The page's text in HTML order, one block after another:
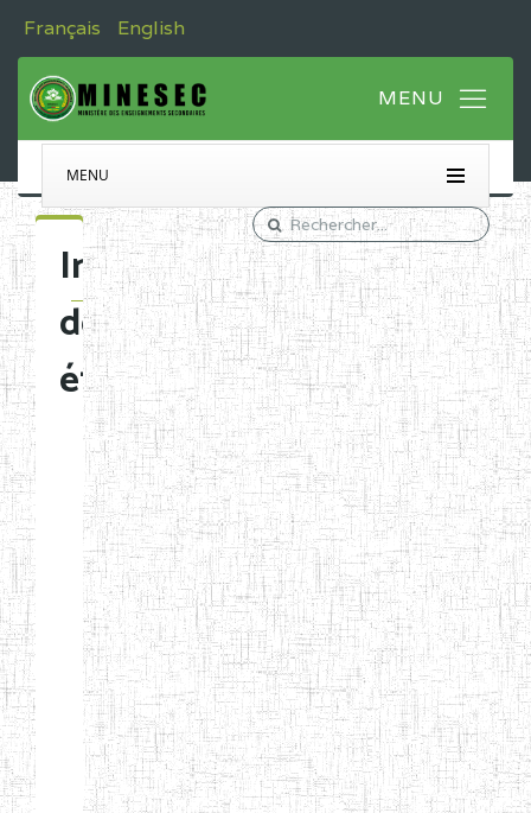
Français English
MENU
Immatriculation
des
établissements
Etablissements
d'enseignement
normal
ENI